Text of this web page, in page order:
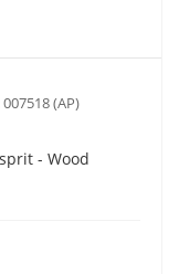
007518 (AP)
- Wood